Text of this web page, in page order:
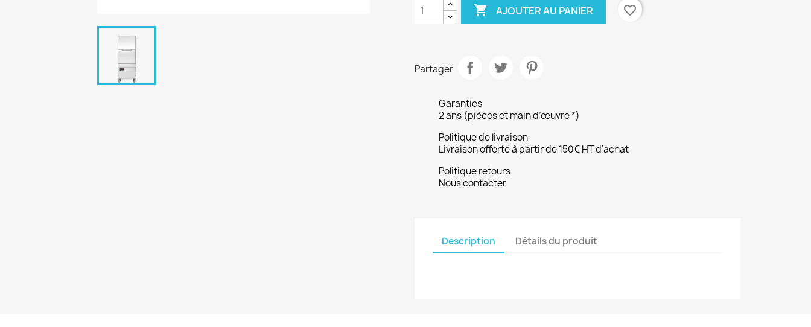
 AJOUTER AU PANIER favorite_border
Partager
Garanties
2 ans (pièces et main d’œuvre *)
Politique de livraison
Livraison offerte à partir de 150€ HT d'achat
Politique retours
Nous contacter
Description Détails du produit